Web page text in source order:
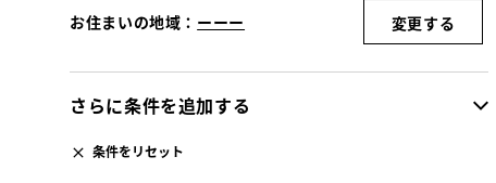
お住まいの地域： ーーー 変更する
さらに条件を追加する
条件をリセット